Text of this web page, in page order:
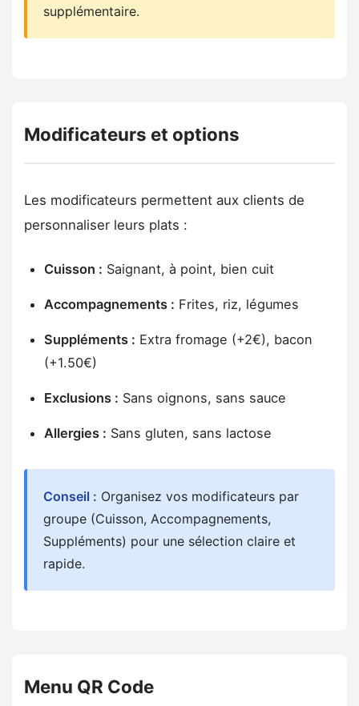
supplémentaire.
Modificateurs et options
Les modificateurs permettent aux clients de
personnaliser leurs plats :
Cuisson : Saignant, à point, bien cuit
Accompagnements : Frites, riz, légumes
Suppléments : Extra fromage (+2€), bacon
(+1.50€)
Exclusions : Sans oignons, sans sauce
Allergies : Sans gluten, sans lactose
Conseil : Organisez vos modificateurs par
groupe (Cuisson, Accompagnements,
Suppléments) pour une sélection claire et
rapide.
Menu QR Code